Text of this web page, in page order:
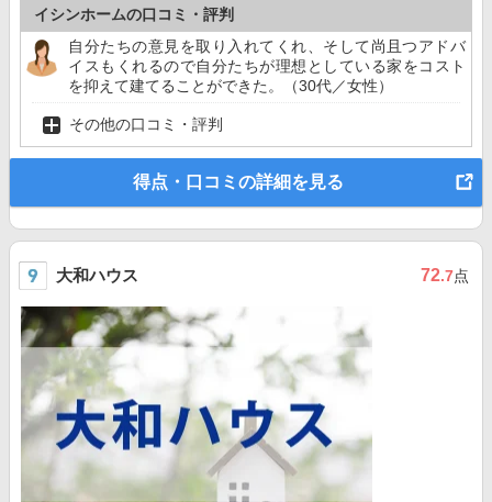
イシンホームの口コミ・評判
自分たちの意見を取り入れてくれ、そして尚且つアドバ
イスもくれるので自分たちが理想としている家をコスト
を抑えて建てることができた。（30代／女性）
その他の口コミ・評判
得点・口コミの詳細を見る
大和ハウス 72.7点